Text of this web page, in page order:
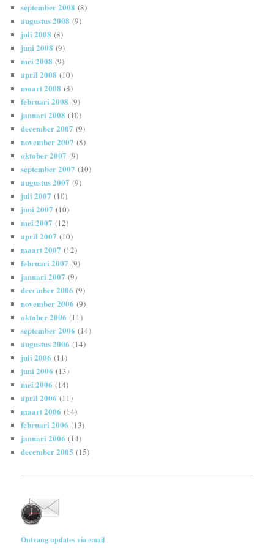
september 2008 (8)
augustus 2008 (9)
juli 2008 (8)
juni 2008 (9)
mei 2008 (9)
april 2008 (10)
maart 2008 (8)
februari 2008 (9)
januari 2008 (10)
december 2007 (9)
november 2007 (8)
oktober 2007 (9)
september 2007 (10)
augustus 2007 (9)
juli 2007 (10)
juni 2007 (10)
mei 2007 (12)
april 2007 (10)
maart 2007 (12)
februari 2007 (9)
januari 2007 (9)
december 2006 (9)
november 2006 (9)
oktober 2006 (11)
september 2006 (14)
augustus 2006 (14)
juli 2006 (11)
juni 2006 (13)
mei 2006 (14)
april 2006 (11)
maart 2006 (14)
februari 2006 (13)
januari 2006 (14)
december 2005 (15)
Ontvang updates via email